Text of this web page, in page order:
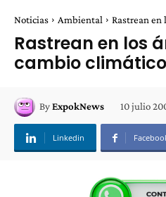
Noticias Ambiental Rastrean en
Rastrean en los
cambio climático
ByExpokNews 10 julio
Linkedin